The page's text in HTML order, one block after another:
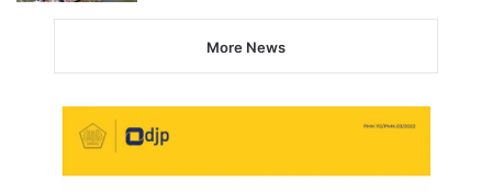
More News